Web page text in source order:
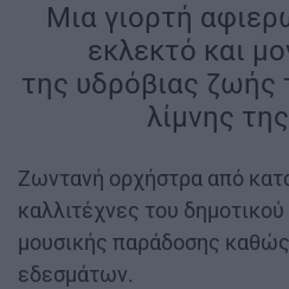
Μια γιορτή
εκλεκτό και
της υδρόβιας ζωής
λίμνης
Ζωντανή ορχήστρα από
καλλιτέχνες του
μουσικής παράδοσης
εδεσμάτων.